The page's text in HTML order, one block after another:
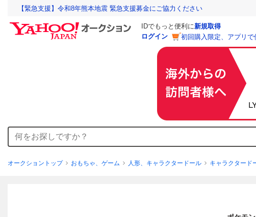
【緊急支援】令和8年熊本地震 緊急支援募金にご協力ください
IDでもっと便利に新規取得
ログイン
初回購入限定、アプリ
オークショントップ おもちゃ、ゲーム 人形、キャラクタードール キャラクタード